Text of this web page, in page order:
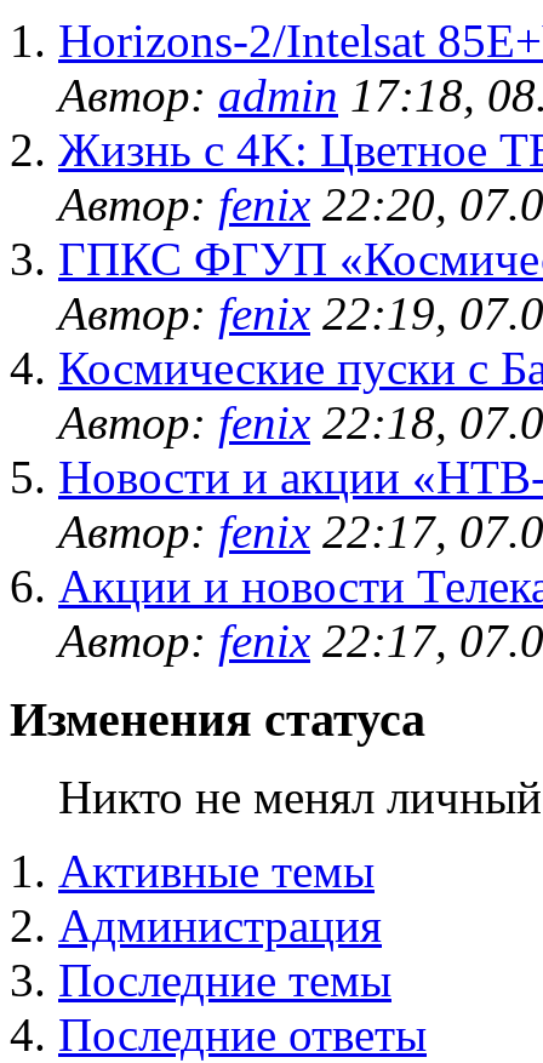
Horizons-2/Intelsat
Автор: admin 17:18,
Жизнь с 4K: Цветное
Автор: fenix 22:20,
ГПКС ФГУП
Автор: fenix 22:19,
Космические пуски с
Автор: fenix 22:18,
Новости и акции
Автор: fenix 22:17,
Акции и новости
Автор: fenix 22:17,
Изменения статуса
Никто не менял личный
Активные темы
Администрация
Последние темы
Последние ответы